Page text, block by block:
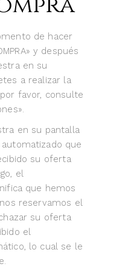
de hacer
y después
en su
a realizar la
favor, consulte
en su pantalla
que
su oferta
el
que hemos
reservamos el
su oferta
el
lo cual se le